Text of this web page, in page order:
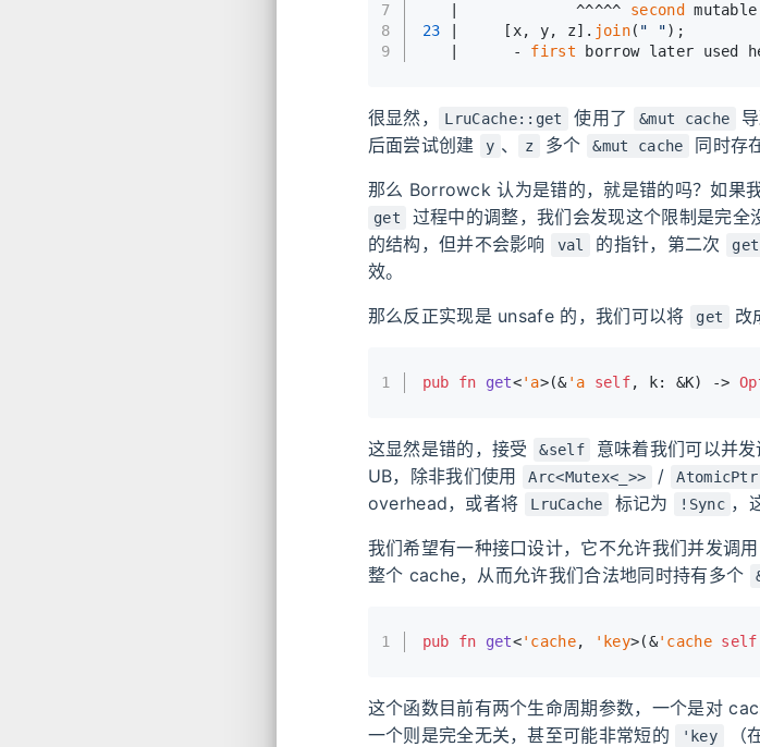
7
8
9
   |             ^^^^^
second
23 |     [x, y, z]. join( " ");
   |      -
first borrow later used
很显然， LruCache::get 使用了 &mut cache
后面尝试创建
y 、 z 多个 &mut cache 同时存
那么 Borrowck 认为是错的，就是错的吗？如果
get 过程中的调整，我们会发现这个限制是完全
的结构，但并不会影响 val 的指针，第二次 get
效。
那么反正实现是 unsafe 的，我们可以将 get 改
1 pub fn get<'a>(&'a self, k: &K) ->
这显然是错的，接受 &self 意味着我们可以并发
UB，除非我们使用
Arc<Mutex<_>> / AtomicPtr
overhead，或者将
LruCache 标记为 !Sync ，
我们希望有一种接口设计，它不允许我们并发调用
整个 cache，从而允许我们合法地同时持有多个
1 pub fn get<'cache, 'key>(&'cache self
这个函数目前有两个生命周期参数，一个是对
一个则是完全无关，甚至可能非常短的
'key
（